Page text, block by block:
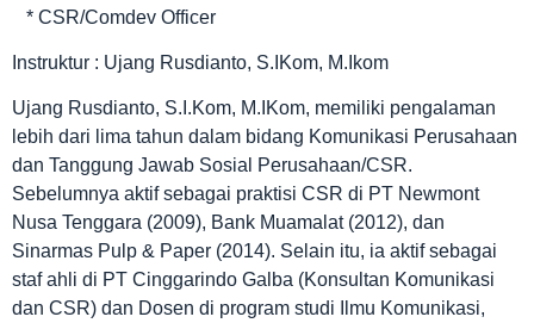
* CSR/Comdev Officer
Instruktur : Ujang Rusdianto, S.IKom, M.Ikom
Ujang Rusdianto, S.I.Kom, M.IKom, memiliki pengalaman
lebih dari lima tahun dalam bidang Komunikasi Perusahaan
dan Tanggung Jawab Sosial Perusahaan/CSR.
Sebelumnya aktif sebagai praktisi CSR di PT Newmont
Nusa Tenggara (2009), Bank Muamalat (2012), dan
Sinarmas Pulp & Paper (2014). Selain itu, ia aktif sebagai
staf ahli di PT Cinggarindo Galba (Konsultan Komunikasi
dan CSR) dan Dosen di program studi Ilmu Komunikasi,